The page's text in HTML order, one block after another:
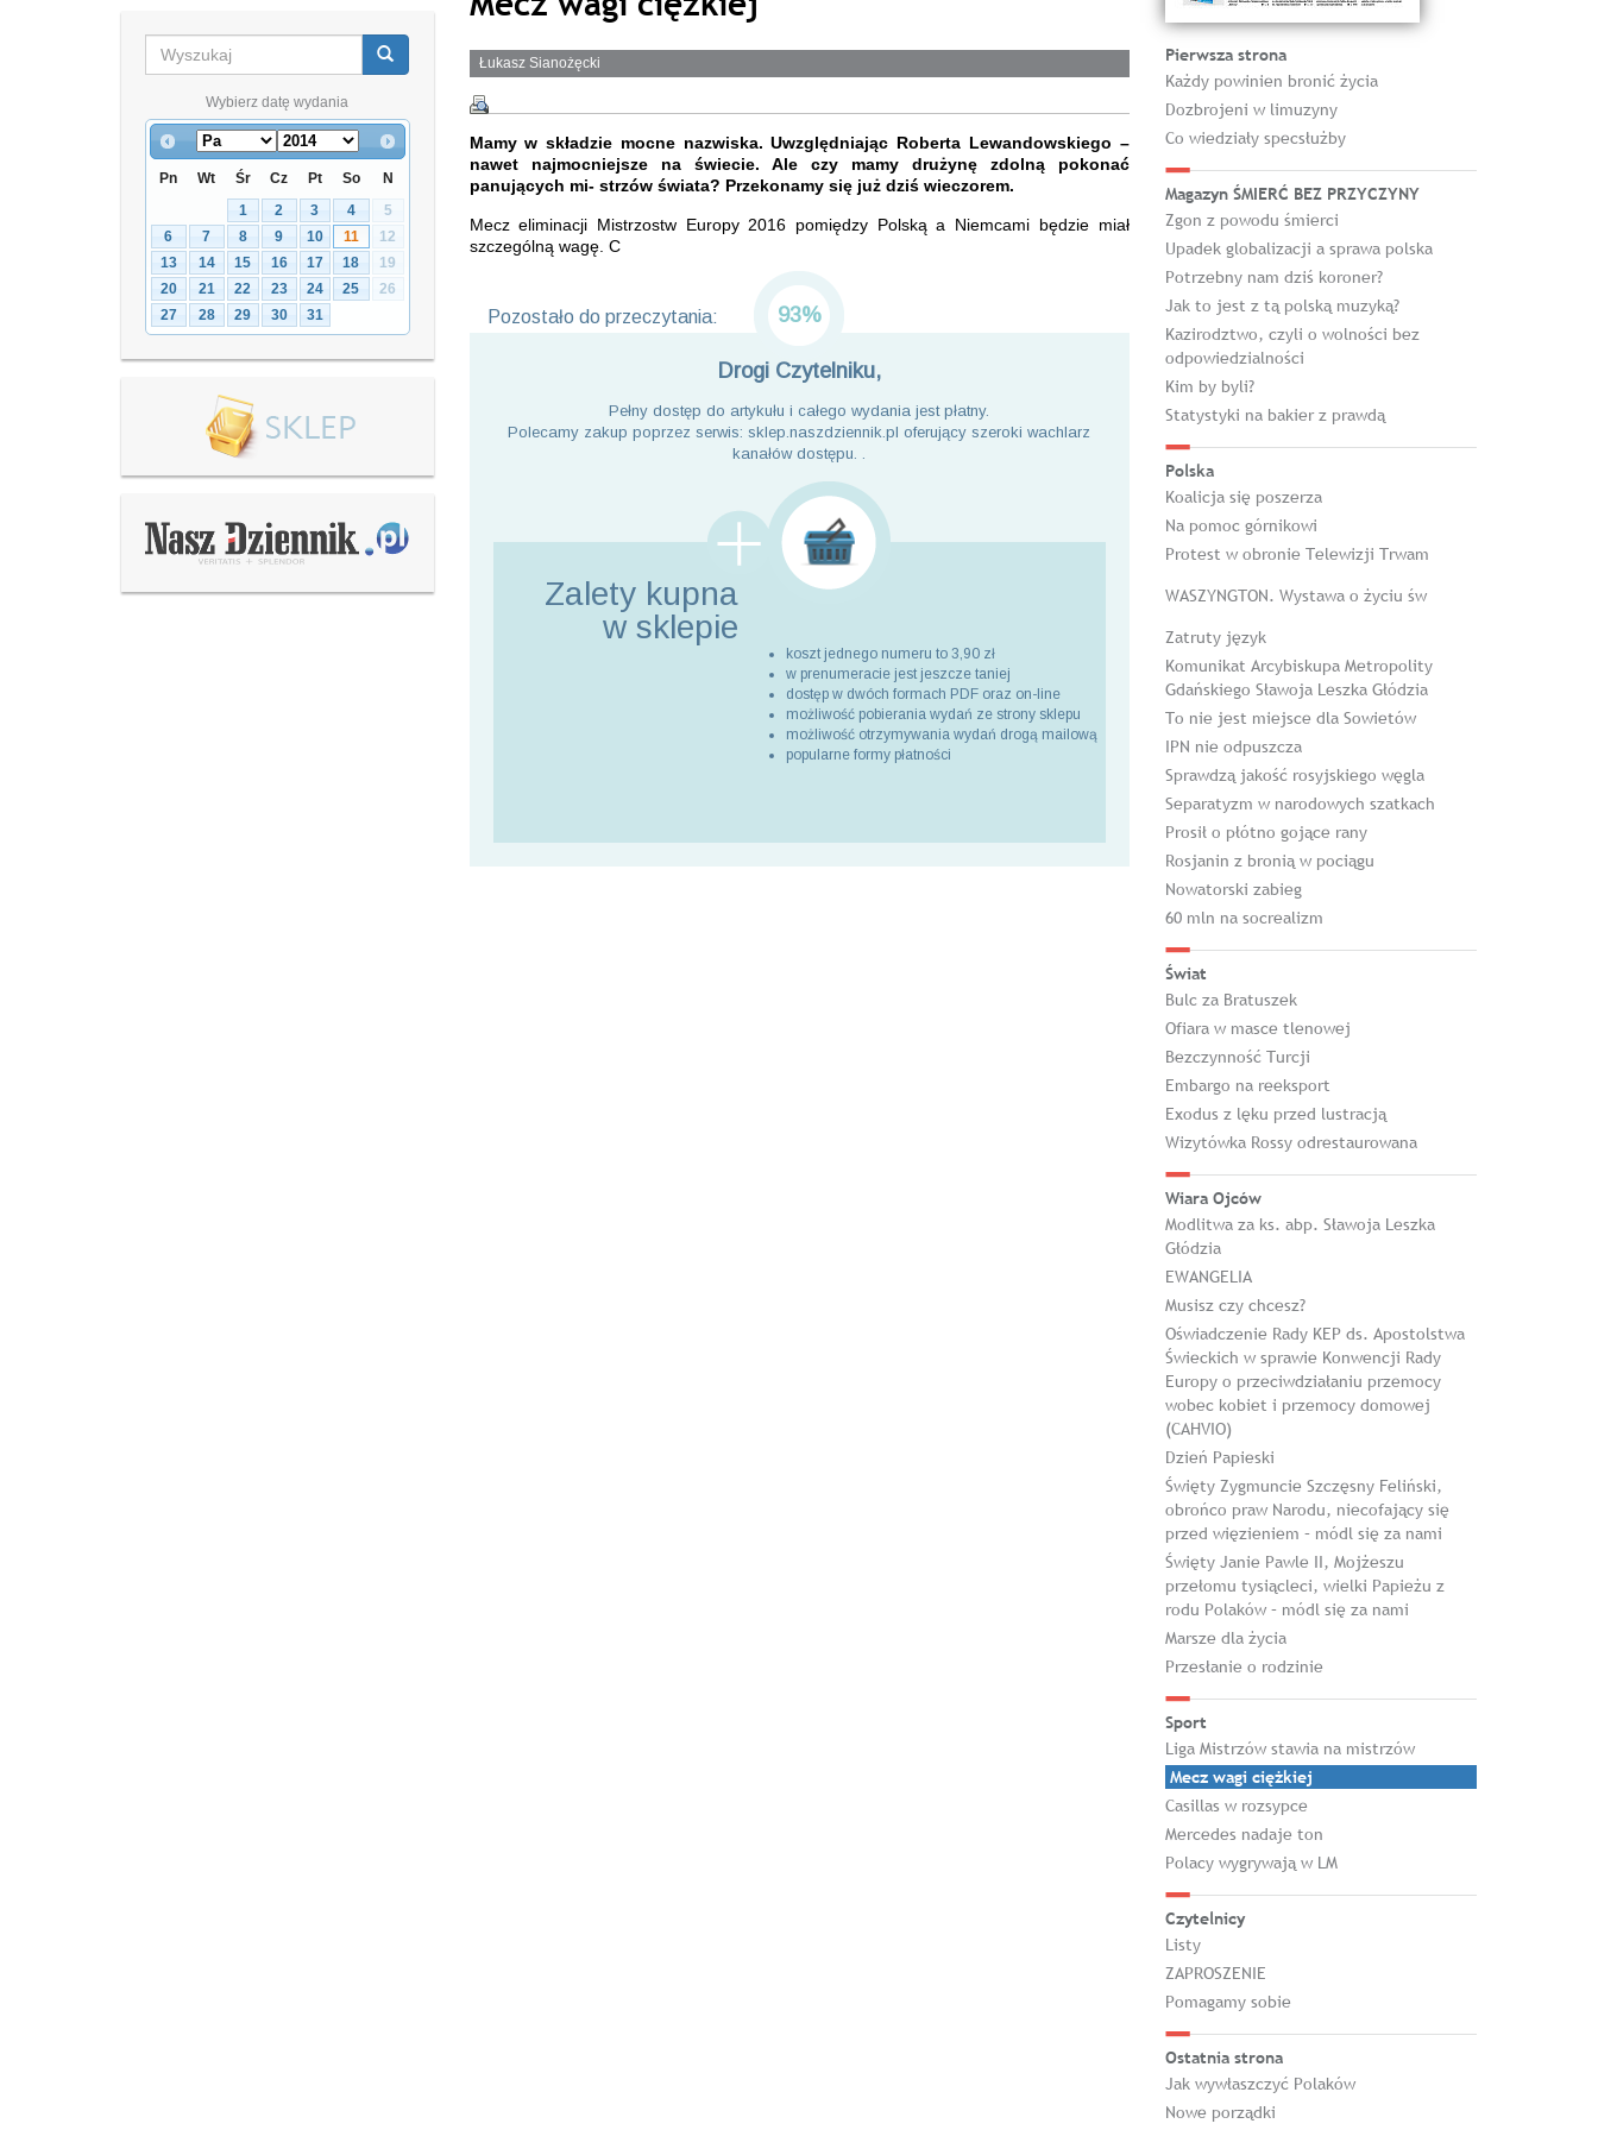
Wybierz datę wydania
Pn Wt Śr Cz Pt So
N
1
2 3 4
5
6
7 8 9 10 11
12
13
14 15 16 17 18
19
20
21 22 23 24 25
26
27
28 29 30 31
Łukasz Sianożęcki
Mamy w składzie mocne nazwiska. Uwzględniając Roberta Lewandowskiego –
nawet najmocniejsze na świecie. Ale czy mamy drużynę zdolną pokonać
panujących mi- strzów świata? Przekonamy się już dziś wieczorem.
Mecz eliminacji Mistrzostw Europy 2016 pomiędzy Polską a Niemcami będzie miał
szczególną wagę. C
Pozostało do przeczytania: 93%
Drogi Czytelniku,
Pełny dostęp do artykułu i całego wydania jest płatny.
Polecamy zakup poprzez serwis: sklep.naszdziennik.pl oferujący szeroki wachlarz
kanałów dostępu. .
Zalety kupna
w sklepie
koszt jednego numeru to 3,90 zł
w prenumeracie jest jeszcze taniej
dostęp w dwóch formach PDF oraz on-line
możliwość pobierania wydań ze strony sklepu
możliwość otrzymywania wydań drogą mailową
popularne formy płatności
Pierwsza strona
Każdy powinien bronić życia
Dozbrojeni w limuzyny
Co wiedziały specsłużby
Magazyn ŚMIERĆ BEZ PRZYCZYNY
Zgon z powodu śmierci
Upadek globalizacji a sprawa polska
Potrzebny nam dziś koroner?
Jak to jest z tą polską muzyką?
Kazirodztwo, czyli o wolności bez
odpowiedzialności
Kim by byli?
Statystyki na bakier z prawdą
Polska
Koalicja się poszerza
Na pomoc górnikowi
Protest w obronie Telewizji Trwam
WASZYNGTON. Wystawa o życiu św
Zatruty język
Komunikat Arcybiskupa Metropolity
Gdańskiego Sławoja Leszka Głódzia
To nie jest miejsce dla Sowietów
IPN nie odpuszcza
Sprawdzą jakość rosyjskiego węgla
Separatyzm w narodowych szatkach
Prosił o płótno gojące rany
Rosjanin z bronią w pociągu
Nowatorski zabieg
60 mln na socrealizm
Świat
Bulc za Bratuszek
Ofiara w masce tlenowej
Bezczynność Turcji
Embargo na reeksport
Exodus z lęku przed lustracją
Wizytówka Rossy odrestaurowana
Wiara Ojców
Modlitwa za ks. abp. Sławoja Leszka
Głódzia
EWANGELIA
Musisz czy chcesz?
Oświadczenie Rady KEP ds. Apostolstwa
Świeckich w sprawie Konwencji Rady
Europy o przeciwdziałaniu przemocy
wobec kobiet i przemocy domowej
(CAHVIO)
Dzień Papieski
Święty Zygmuncie Szczęsny Feliński,
obrońco praw Narodu, niecofający się
przed więzieniem – módl się za nami
Święty Janie Pawle II, Mojżeszu
przełomu tysiącleci, wielki Papieżu z
rodu Polaków – módl się za nami
Marsze dla życia
Przesłanie o rodzinie
Sport
Liga Mistrzów stawia na mistrzów
Mecz wagi ciężkiej
Casillas w rozsypce
Mercedes nadaje ton
Polacy wygrywają w LM
Czytelnicy
Listy
ZAPROSZENIE
Pomagamy sobie
Ostatnia strona
Jak wywłaszczyć Polaków
Nowe porządki